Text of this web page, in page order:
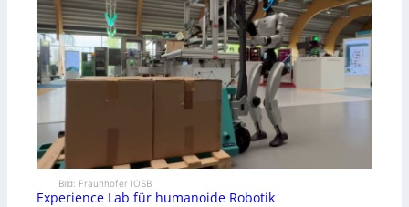
Bild: Fraunhofer IOSB
Experience Lab für humanoide Robotik